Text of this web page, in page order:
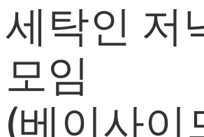
세탁인 저
모임
(베이사이